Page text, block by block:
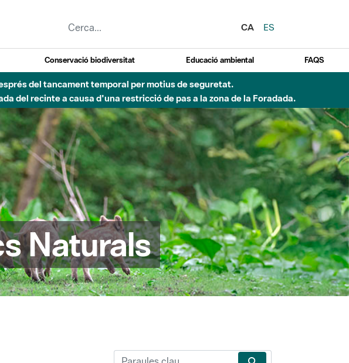
CA
ES
Conservació biodiversitat Educació ambiental FAQS
del tancament temporal per motius de seguretat.
del recinte a causa d'una restricció de pas a la zona de la Foradada.
Naturals